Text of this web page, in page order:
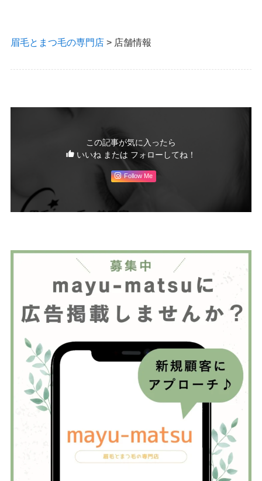
眉毛とまつ毛の専門店> 店舗情報
この記事が気に入ったら
いいね または フォローしてね！
Follow Me